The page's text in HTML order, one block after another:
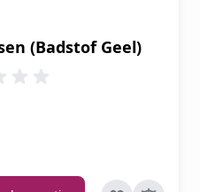
(Badstof Geel)